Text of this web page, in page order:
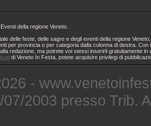
della regione Veneto.
delle feste, delle sagre e degli eventi della regione
per provincia o per categoria dalla colonna di destra.
redazione, ma potrete voi stessi inserirli gratuitamente
di Veneto In Festa, potete acquisire privilegi di
-
07/2003 presso Trib.